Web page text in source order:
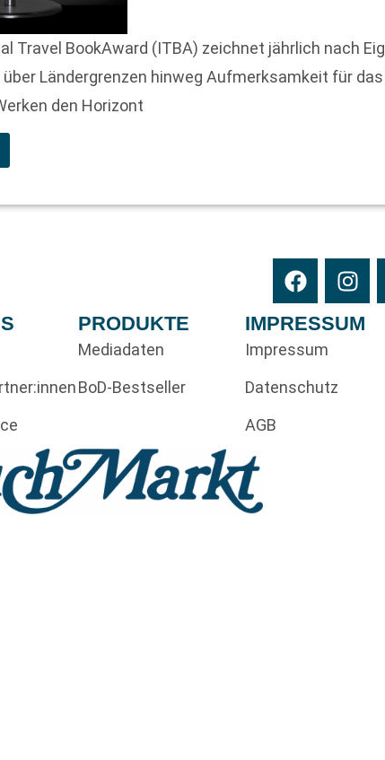
Travel BookAward (ITBA) zeichnet jährlich nach
über Ländergrenzen hinweg Aufmerksamkeit für
den Horizont
PRODUKTE
Mediadaten
BoD-Bestseller
IMPRESSUM
Impressum
Datenschutz
AGB